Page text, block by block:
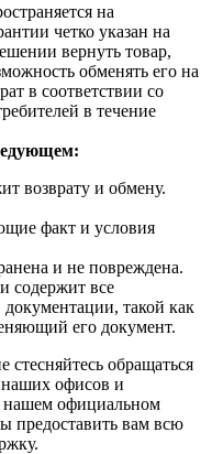
на
четко указан на
вернуть товар,
обменять его на
в соответствии со
в течение
возврату и обмену.
факт и условия
и не повреждена.
содержит все
такой как
его документ.
стесняйтесь обращаться
офисов и
нашем официальном
предоставить вам всю